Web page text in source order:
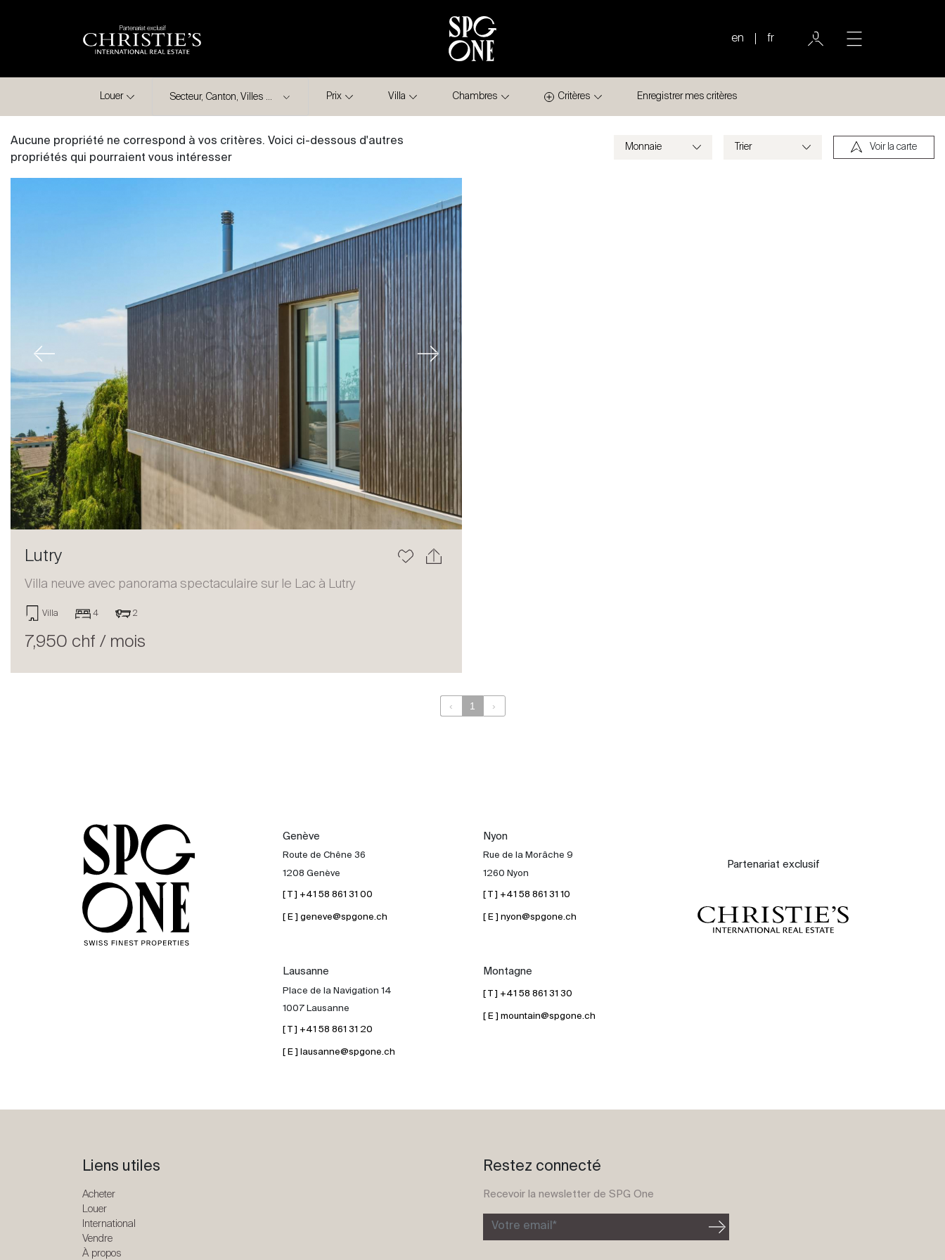
Partenariat exclusif
en fr
Louer
Louer Prix Villa Chambres Critères Enregistrer mes critères
Aucune propriété ne correspond à vos critères. Voici ci-dessous d'autres
propriétés qui pourraient vous intéresser
Voir la carte
Next
Lutry
Villa neuve avec panorama spectaculaire sur le Lac à Lutry
Villa 4 2
7,950 chf / mois
‹ 1 ›
Genève
Route de Chêne 36
1208 Genève
[ T ] +41 58 861 31 00
[ E ] geneve@spgone.ch
Nyon
Rue de la Morâche 9
1260 Nyon
[ T ] +41 58 861 31 10
[ E ] nyon@spgone.ch
Lausanne
Place de la Navigation 14
1007 Lausanne
[ T ] +41 58 861 31 20
[ E ] lausanne@spgone.ch
Montagne
[ T ] +41 58 861 31 30
[ E ] mountain@spgone.ch
Partenariat exclusif
Liens utiles
Acheter
Louer
International
Vendre
À propos
Restez connecté
Recevoir la newsletter de SPG One
Votre email*